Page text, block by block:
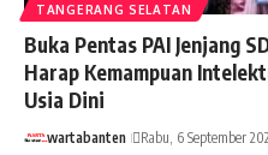
TANGERANG SELATAN
Buka Pentas PAI Jenjang
Harap Kemampuan
Usia Dini
wartabanten Rabu, 6 September